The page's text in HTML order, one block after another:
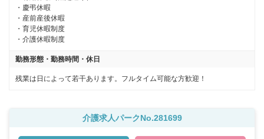
・慶弔休暇
・産前産後休暇
・育児休暇制度
・介護休暇制度
勤務形態・勤務時間・休日
残業は日によって若干あります。フルタイム可能な方歓迎！
介護求人パークNo.281699